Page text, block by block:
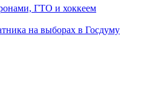
ГТО и хоккеем
на выборах в Госдуму